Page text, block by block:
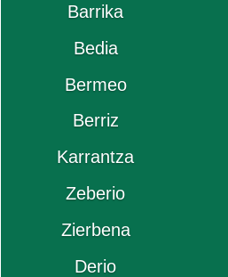
Barrika
Bedia
Bermeo
Berriz
Karrantza
Zeberio
Zierbena
Derio